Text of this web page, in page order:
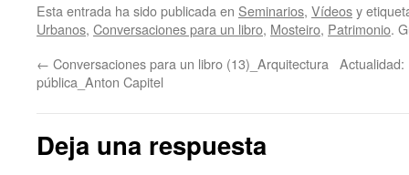
Esta entrada ha sido publicada en Seminarios, Vídeosy
Urbanos, Conversaciones para un libro, Mosteiro, Patrimonio.
← Conversaciones para un libro (13)_Arquitectura
pública_Anton Capitel
Deja una respuesta